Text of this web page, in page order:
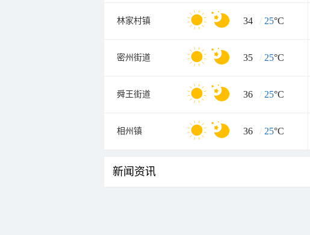
林家村镇 34 / 25°C
密州街道 35 / 25°C
舜王街道 36 / 25°C
相州镇 36 / 25°C
新闻资讯